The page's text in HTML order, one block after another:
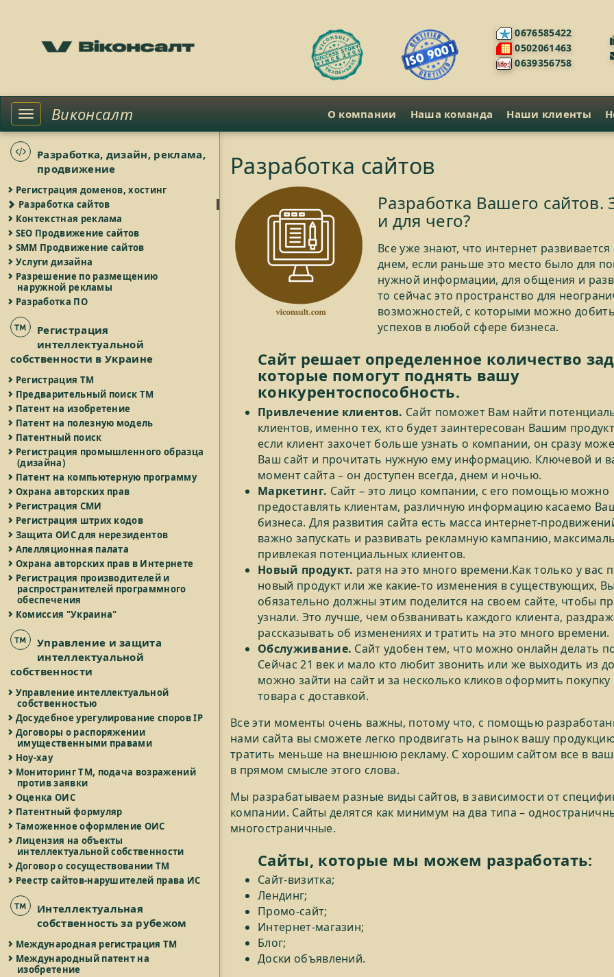
0676585422
0502061463
0639356758
Toggle
left
sidebar
Виконсалт О компании Наша команда Наши клиенты
Разработка, дизайн, реклама,
продвижение
Регистрация доменов, хостинг
Разработка сайтов
Контекстная реклама
SEO Продвижение сайтов
SMM Продвижение сайтов
Услуги дизайна
Разрешение по размещению
наружной рекламы
Разработка ПО
Регистрация
интеллектуальной
собственности в Украине
Регистрация ТМ
Предварительный поиск ТМ
Патент на изобретение
Патент на полезную модель
Патентный поиск
Регистрация промышленного образца
(дизайна)
Патент на компьютерную программу
Охрана авторских прав
Регистрация СМИ
Регистрация штрих кодов
Защита ОИС для нерезидентов
Апелляционная палата
Охрана авторских прав в Интернете
Регистрация производителей и
распространителей программного
обеспечения
Комиссия "Украина"
Управление и защита
интеллектуальной
собственности
Управление интеллектуальной
собственностью
Досудебное урегулирование споров IP
Договоры о распоряжении
имущественными правами
Ноу-хау
Мониторинг ТМ, подача возражений
против заявки
Оценка ОИС
Патентный формуляр
Таможенное оформление ОИС
Лицензия на объекты
интеллектуальной собственности
Договор о сосуществовании ТМ
Реестр сайтов-нарушителей права ИС
Интеллектуальная
собственность за рубежом
Международная регистрация ТМ
Международный патент на
изобретение
Разработка сайтов
Разработка Вашего сайтов.
и для чего?
Все уже знают, что интернет
днем, если раньше это место было для
нужной информации, для общения и
то сейчас это пространство для
возможностей, с которыми можно
успехов в любой сфере бизнеса.
Сайт решает определенное количество
которые помогут поднять вашу
конкурентоспособность.
Привлечение клиентов. Сайт поможет Вам найти
клиентов, именно тех, кто будет заинтересован Вашим
если клиент захочет больше узнать о компании, он сразу
Ваш сайт и прочитать нужную ему информацию. Ключевой и
момент сайта – он доступен всегда, днем и ночью.
Маркетинг. Сайт – это лицо компании, с его помощью можно
предоставлять клиентам, различную информацию касаемо
бизнеса. Для развития сайта есть масса интернет-
важно запускать и развивать рекламную кампанию,
привлекая потенциальных клиентов.
Новый продукт. ратя на это много времени.Как только у вас
новый продукт или же какие-то изменения в существующих,
обязательно должны этим поделится на своем сайте, чтобы
узнали. Это лучше, чем обзванивать каждого клиента,
рассказывать об изменениях и тратить на это много времени.
Обслуживание. Сайт удобен тем, что можно онлайн делать
Сейчас 21 век и мало кто любит звонить или же выходить из
можно зайти на сайт и за несколько кликов оформить
товара с доставкой.
Все эти моменты очень важны, потому что, с помощью
нами сайта вы сможете легко продвигать на рынок вашу
тратить меньше на внешнюю рекламу. С хорошим сайтом все в
в прямом смысле этого слова.
Мы разрабатываем разные виды сайтов, в зависимости от
компании. Сайты делятся как минимум на два типа –
многостраничные.
Сайты, которые мы можем разработать:
Сайт-визитка;
Лендинг;
Промо-сайт;
Интернет-магазин;
Блог;
Доски объявлений.